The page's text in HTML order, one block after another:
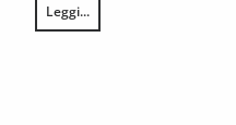
Leggi...
L’annata agraria 2025 in